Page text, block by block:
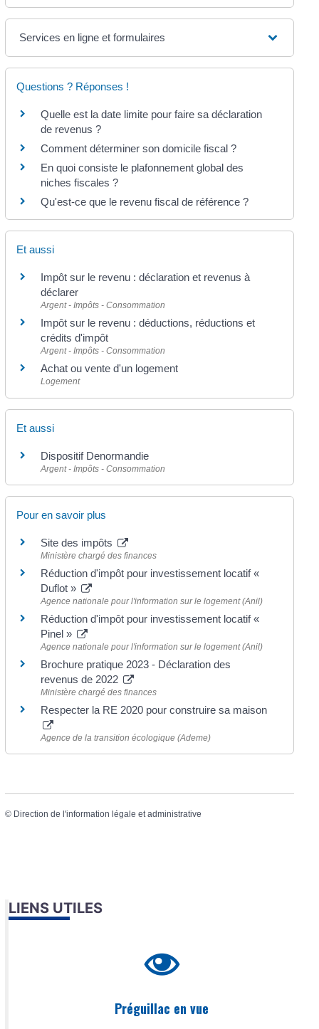
Services en ligne et formulaires
Questions ? Réponses !
Quelle est la date limite pour faire sa déclaration
de revenus ?
Comment déterminer son domicile fiscal ?
En quoi consiste le plafonnement global des
niches fiscales ?
Qu'est-ce que le revenu fiscal de référence ?
Et aussi
Impôt sur le revenu : déclaration et revenus à
déclarer
Argent - Impôts - Consommation
Impôt sur le revenu : déductions, réductions et
crédits d'impôt
Argent - Impôts - Consommation
Achat ou vente d'un logement
Logement
Et aussi
Dispositif Denormandie
Argent - Impôts - Consommation
Pour en savoir plus
Site des impôts
Ministère chargé des finances
Réduction d'impôt pour investissement locatif «
Duflot »
Agence nationale pour l'information sur le logement (Anil)
Réduction d'impôt pour investissement locatif «
Pinel »
Agence nationale pour l'information sur le logement (Anil)
Brochure pratique 2023 - Déclaration des
revenus de 2022
Ministère chargé des finances
Respecter la RE 2020 pour construire sa maison
Agence de la transition écologique (Ademe)
© Direction de l'information légale et administrative
LIENS UTILES
Préguillac en vue